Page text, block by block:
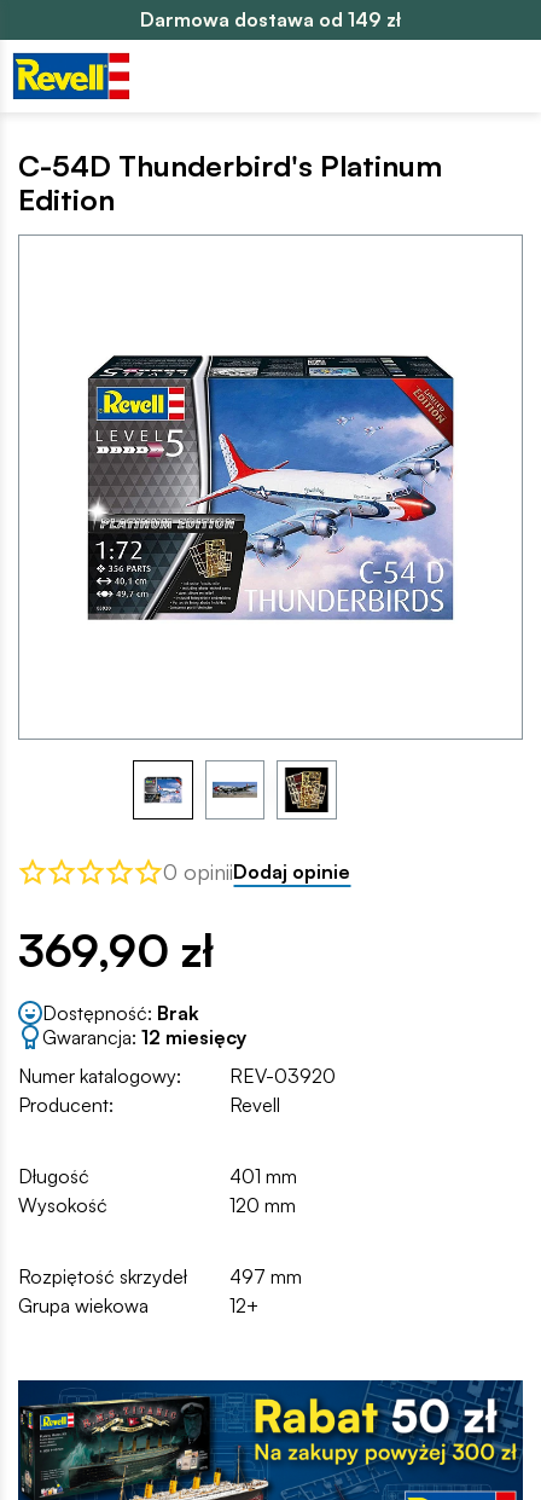
Darmowa dostawa od 149 zł
C-54D Thunderbird's Platinum
Edition
0 opiniiDodaj opinie
369,90 zł
Dostępność: Brak
Gwarancja: 12 miesięcy
Numer katalogowy:
REV-03920
Producent:
Revell
Długość
401 mm
Wysokość
120 mm
Rozpiętość skrzydeł
497 mm
Grupa wiekowa
12+